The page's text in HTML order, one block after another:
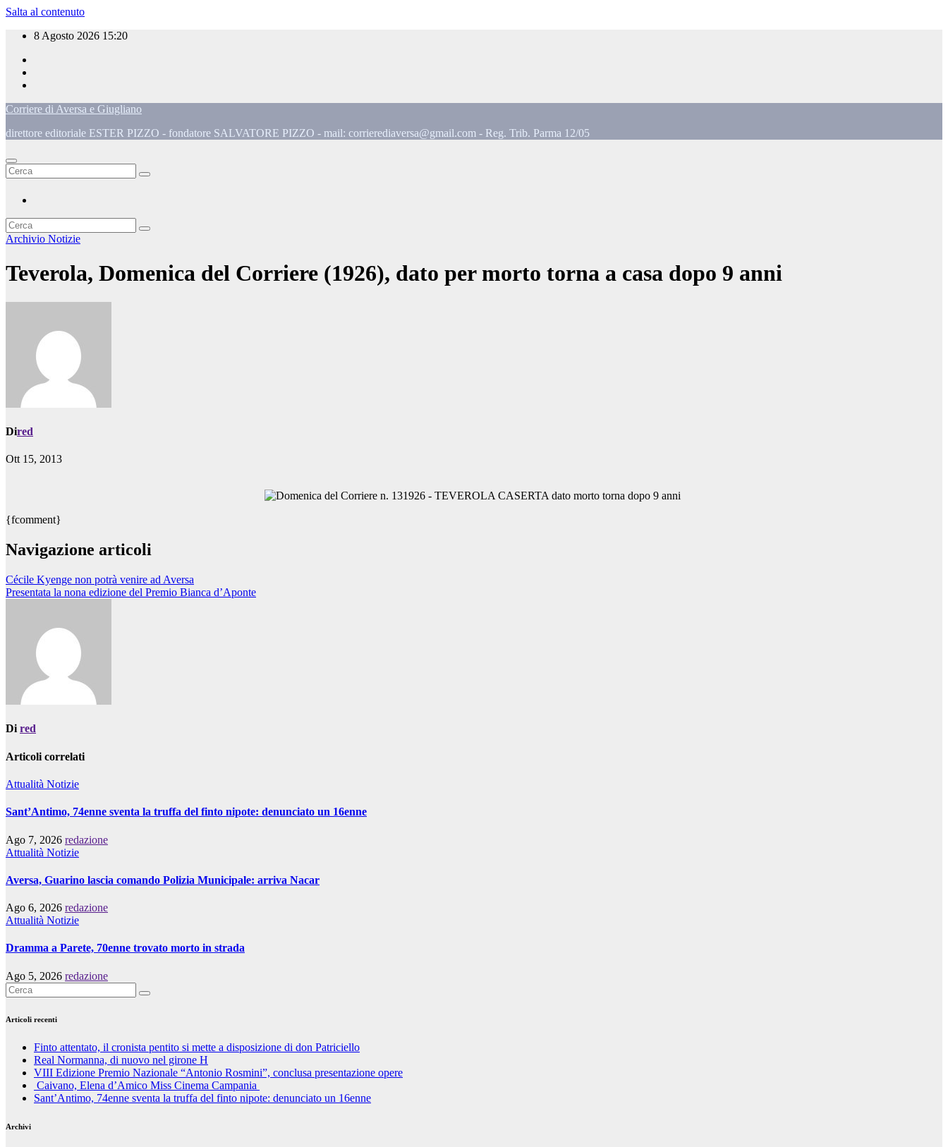
Salta al contenuto
8 Agosto 2026 15:20
Corriere di Aversa e Giugliano
direttore editoriale ESTER PIZZO - fondatore SALVATORE PIZZO - mail: corrierediaversa@gmail.com - Reg. Trib. Parma 12/05
Archivio Notizie
Teverola, Domenica del Corriere (1926), dato per morto torna a casa dopo 9 anni
Dired
Ott 15, 2013
{fcomment}
Navigazione articoli
Cécile Kyenge non potrà venire ad Aversa
Presentata la nona edizione del Premio Bianca d’Aponte
Dired
Articoli correlati
Attualità Notizie
Sant’Antimo, 74enne sventa la truffa del finto nipote: denunciato un 16enne
Ago 7, 2026 redazione
Attualità Notizie
Aversa, Guarino lascia comando Polizia Municipale: arriva Nacar
Ago 6, 2026 redazione
Attualità Notizie
Dramma a Parete, 70enne trovato morto in strada
Ago 5, 2026 redazione
Articoli recenti
Finto attentato, il cronista pentito si mette a disposizione di don Patriciello
Real Normanna, di nuovo nel girone H
VIII Edizione Premio Nazionale “Antonio Rosmini”, conclusa presentazione opere
Caivano, Elena d’Amico Miss Cinema Campania
Sant’Antimo, 74enne sventa la truffa del finto nipote: denunciato un 16enne
Archivi